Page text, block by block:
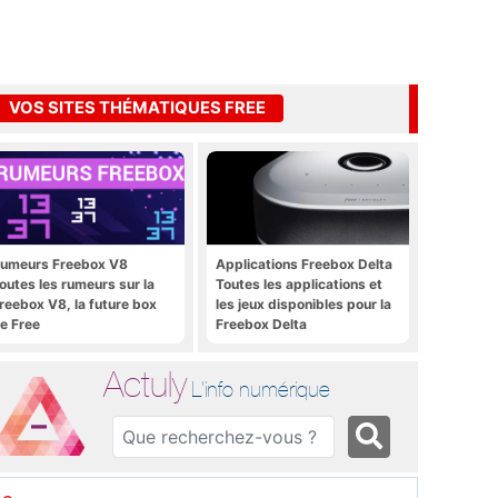
VOS SITES THÉMATIQUES FREE
Freebox V8
les rumeurs sur la
V8, la future box
Free
Applications Freebox Delta
Toutes les applications et
les jeux disponibles pour la
Freebox Delta
Actuly L'info numérique